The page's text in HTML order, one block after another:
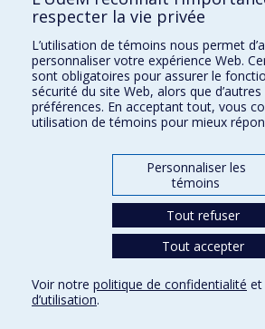
Qui fait quoi?
Nous trouver
Plan du site
Accessibilité
Conditions d’utilisation
respecter la vie privée
L’utilisation de témoins nous permet
personnaliser votre expérience Web.
sont obligatoires pour assurer le
sécurité du site Web, alors que
préférences. En acceptant tout, vous
utilisation de témoins pour mieux
Personnaliser les
témoins
Tout refuser
Tout accepter
Voir notre politique de confidentialité et
d’utilisation.